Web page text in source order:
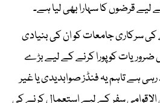
لیے قرضوں کا سہارا بھی لیا ہے۔
سرکاری جامعات کو ان کی بنیادی
ضروریات کو پورا کرنے کے لیے بڑے
ہے تاہم یہ فنڈز صوابدیدی یا غیر
سفر کے لیے استعمال کرنے کی